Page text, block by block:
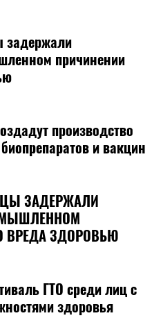
задержали
причинении
производство
и вакцин
ЗАДЕРЖАЛИ
ВРЕДА ЗДОРОВЬЮ
ГТО среди лиц с
здоровья